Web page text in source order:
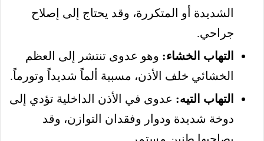
الشديدة أو المتكررة، وقد يحتاج إلى إصلاح
جراحي.
التهاب الخشاء: وهو عدوى تنتشر إلى العظم
الخشائي خلف الأذن، مسببة ألماً شديداً وتورماً.
التهاب التيه: عدوى في الأذن الداخلية تؤدي إلى
دوخة شديدة ودوار وفقدان التوازن، وقد